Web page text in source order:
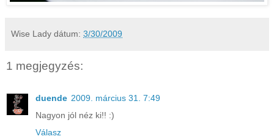
Wise Lady dátum: 3/30/2009
1 megjegyzés:
duende 2009. március 31. 7:49
Nagyon jól néz ki!! :)
Válasz